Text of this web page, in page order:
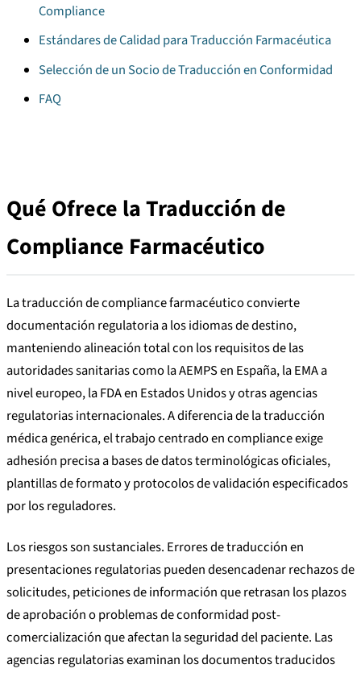
Compliance
Estándares de Calidad para Traducción Farmacéutica
Selección de un Socio de Traducción en Conformidad
FAQ
Qué Ofrece la Traducción de
Compliance Farmacéutico
La traducción de compliance farmacéutico convierte
documentación regulatoria a los idiomas de destino,
manteniendo alineación total con los requisitos de las
autoridades sanitarias como la AEMPS en España, la EMA a
nivel europeo, la FDA en Estados Unidos y otras agencias
regulatorias internacionales. A diferencia de la traducción
médica genérica, el trabajo centrado en compliance exige
adhesión precisa a bases de datos terminológicas oficiales,
plantillas de formato y protocolos de validación especificados
por los reguladores.
Los riesgos son sustanciales. Errores de traducción en
presentaciones regulatorias pueden desencadenar rechazos de
solicitudes, peticiones de información que retrasan los plazos
de aprobación o problemas de conformidad post-
comercialización que afectan la seguridad del paciente. Las
agencias regulatorias examinan los documentos traducidos